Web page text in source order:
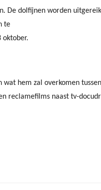
De dolfijnen worden
te
oktober.
wat hem zal overkomen
reclamefilms naast tv-